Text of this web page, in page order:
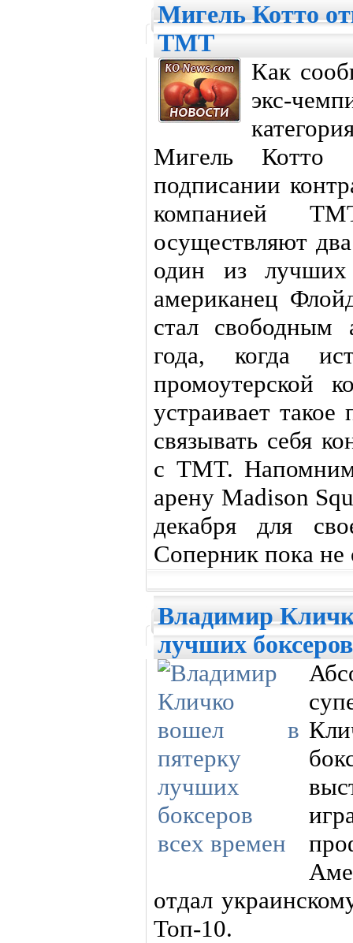
Мигель Котто
TMT
Как
экс-
Мигель Котто
подписании
компанией
осуществляют
один из лучших
американец
стал свободным
года, когда
промоутерской
устраивает
связывать себя
с TMT.
арену Madison
декабря для
Соперник пока не
Владимир
лучших
отдал
Топ-10.